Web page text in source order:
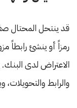
قد ينتحل
رمزاً أو ينشئ رابطاً
الاعتراض لدى
والرابط